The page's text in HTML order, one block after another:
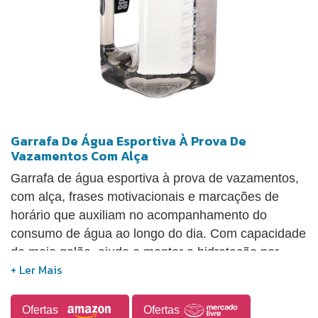
Garrafa De Água Esportiva À Prova De
Vazamentos Com Alça
Garrafa de água esportiva à prova de vazamentos,
com alça, frases motivacionais e marcações de
horário que auxiliam no acompanhamento do
consumo de água ao longo do dia. Com capacidade
de meio galão, ajuda a manter a hidratação por
mais tempo, reduzindo a necessidade de
Sports é indicada para academia, exercícios,
Ofertas Ofertas